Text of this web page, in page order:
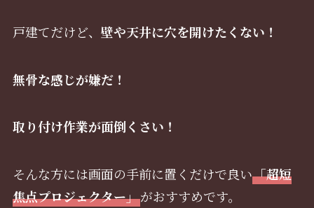
戸建てだけど、 壁や天井に穴を開けたくない！
無骨な感じが嫌だ！
取り付け作業が面倒くさい！
そんな方には画面の手前に置くだけで良い「超短
焦点プロジェクター」がおすすめです。